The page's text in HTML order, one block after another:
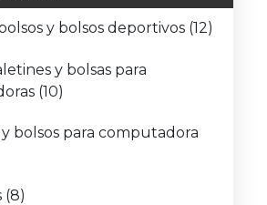
y bolsos deportivos (12)
y bolsas para
(10)
bolsos para computadora
(8)